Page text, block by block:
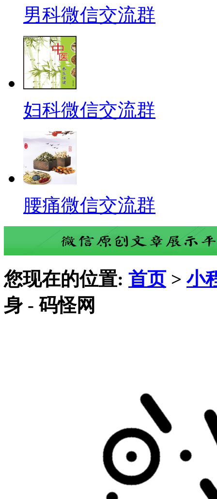
男科微信交流群
妇科微信交流群
腰痛微信交流群
您现在的位置: 首页 >小
身 - 码怪网